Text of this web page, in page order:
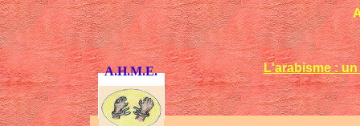
A.H.M.E. L'arabisme :